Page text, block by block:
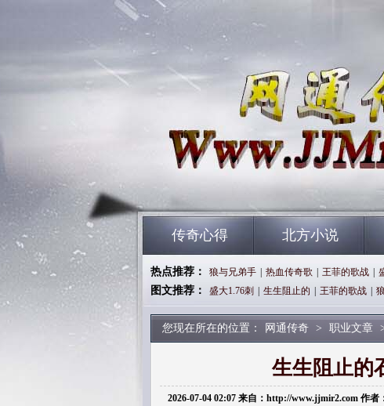
传奇心得 北方小说
热点推荐： 狼与兄弟手 热血传奇歌 王菲的歌战
图文推荐： 盛大1.76刺 生生阻止的 王菲的歌战
您现在所在的位置： 网通传奇 > 职业文章
生生阻止的
2026-07-04 02:07 来自：http://www.jjmir2.com 作者